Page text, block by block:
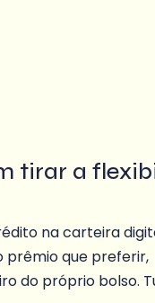
tirar a
na carteira
prêmio que preferir,
do próprio bolso.